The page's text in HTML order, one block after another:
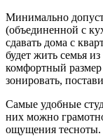
Минимально
(объединенной с
сдавать дома с
будет жить семья
комфортный
зонировать,
Самые удобные
них можно
ощущения тесноты.